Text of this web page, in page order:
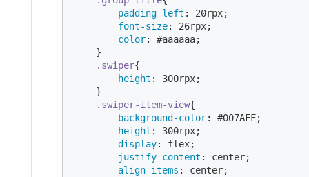
padding-left : 20rpx;
font-size: 26rpx;
color: #aaaaaa;
    }
.swiper{
height : 300rpx;
    }
.swiper-item-view{
background-color: #007AFF;
height : 300rpx;
display: flex;
justify-content : center;
align-items : center;